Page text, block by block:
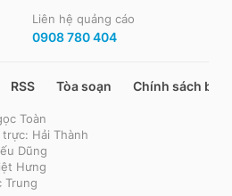
Liên hệ quảng cáo
0908 780 404
RSS Tòa soạn Chính sách bảo
Toàn
Hải Thành
Dũng
Hưng
Trung